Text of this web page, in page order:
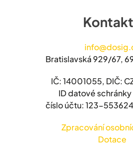
Bratislavská 929/67,
IČ: 14001055, DIČ:
ID datové
číslo účtu: 123-
Zpracování
Dotace